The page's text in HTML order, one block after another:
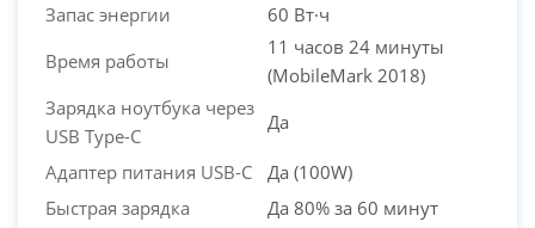
Запас энергии
60 Вт·ч
Время работы
11 часов 24 минуты
(MobileMark 2018)
Зарядка ноутбука через
USB Type-C
Да
Адаптер питания USB-C
Да (100W)
Быстрая зарядка
Да 80% за 60 минут